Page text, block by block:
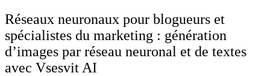
Réseaux neuronaux pour blogueurs et
spécialistes du marketing : génération
d’images par réseau neuronal et de textes
avec Vsesvit AI